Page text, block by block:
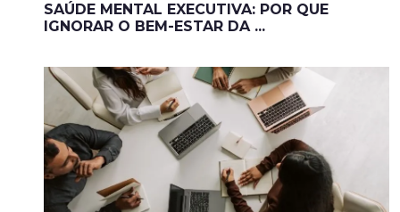
SAÚDE MENTAL EXECUTIVA: POR QUE
IGNORAR O BEM-ESTAR DA ...